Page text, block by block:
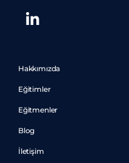
Hakkımızda
Eğitimler
Eğitmenler
Blog
İletişim